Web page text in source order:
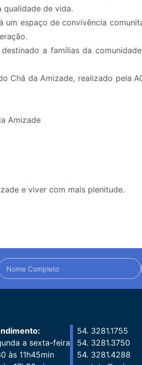
de vida.
um espaço de convivência
a famílias da
Chá da Amizade, realizado pela
Amizade
e viver com mais plenitude.
a sexta-feira
às 11h45min
54. 3281.1755
54. 3281.3750
54. 3281.4288